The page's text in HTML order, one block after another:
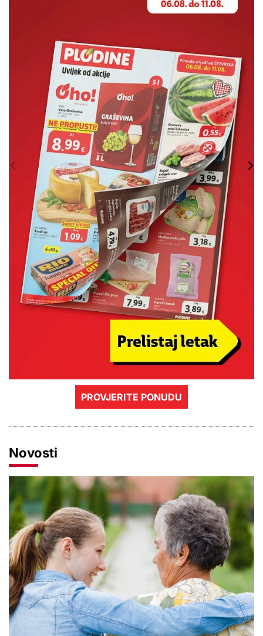
PROVJERITE PONUDU
Novosti